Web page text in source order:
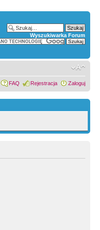
Wyszukiwarka Forum
FAQ Rejestracja Zaloguj